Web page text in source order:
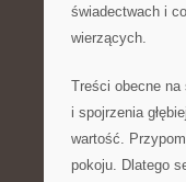
świadectwach i
wierzących.
Treści obecne na
i spojrzenia
wartość.
pokoju. Dlatego